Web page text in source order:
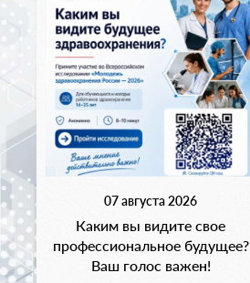
07 августа 2026
Каким вы видите свое
профессиональное будущее?
Ваш голос важен!